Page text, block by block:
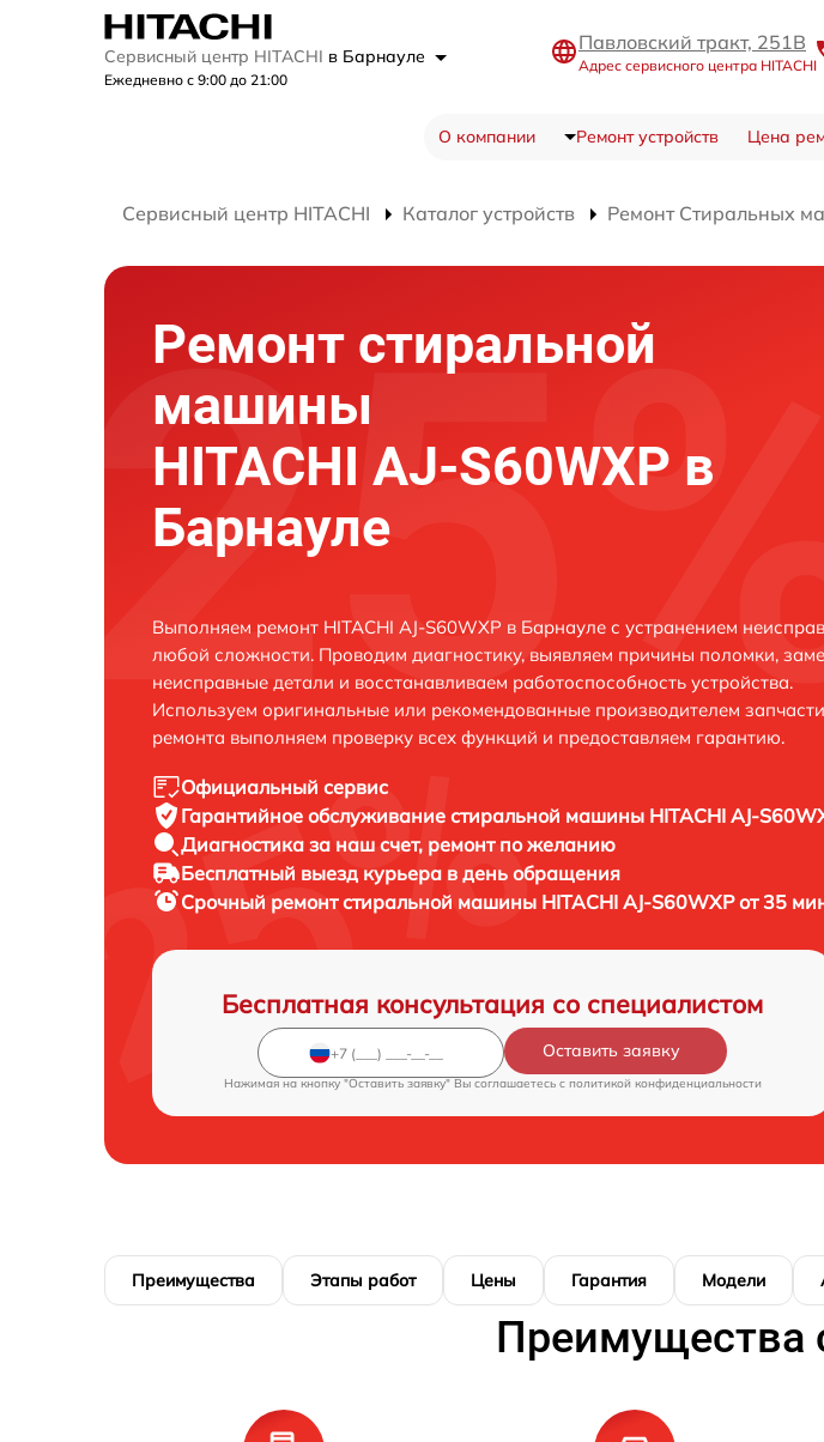
Сервисный центр HITACHI в Барнауле
Ежедневно с 9:00 до 21:00
Павловский тракт, 251В
Адрес сервисного центра HITACHI
О компании Ремонт устройств Цена
Сервисный центр HITACHI Каталог устройств Ремонт Стиральных
Ремонт стиральной
машины
HITACHI AJ-S60WXP в
Барнауле
Выполняем ремонт HITACHI AJ-S60WXP в Барнауле с устранением
любой сложности. Проводим диагностику, выявляем причины поломки,
неисправные детали и восстанавливаем работоспособность устройства.
Используем оригинальные или рекомендованные производителем
ремонта выполняем проверку всех функций и предоставляем гарантию.
Официальный сервис
Гарантийное обслуживание стиральной машины HITACHI AJ-
Диагностика за наш счет, ремонт по желанию
Бесплатный выезд курьера в день обращения
Срочный ремонтстиральной машины HITACHI AJ-S60WXP от 35
Бесплатная консультация со специалистом
Оставить заявку
Нажимая на кнопку "Оставить заявку" Вы соглашаетесь c политикой конфиденциальности
Преимущества Этапы работ Цены Гарантия Модели
Преимущества